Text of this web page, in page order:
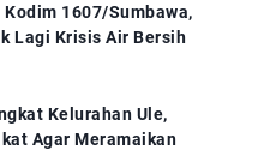
1607/Sumbawa,
Lagi Krisis Air Bersih
Kelurahan Ule,
Agar Meramaikan